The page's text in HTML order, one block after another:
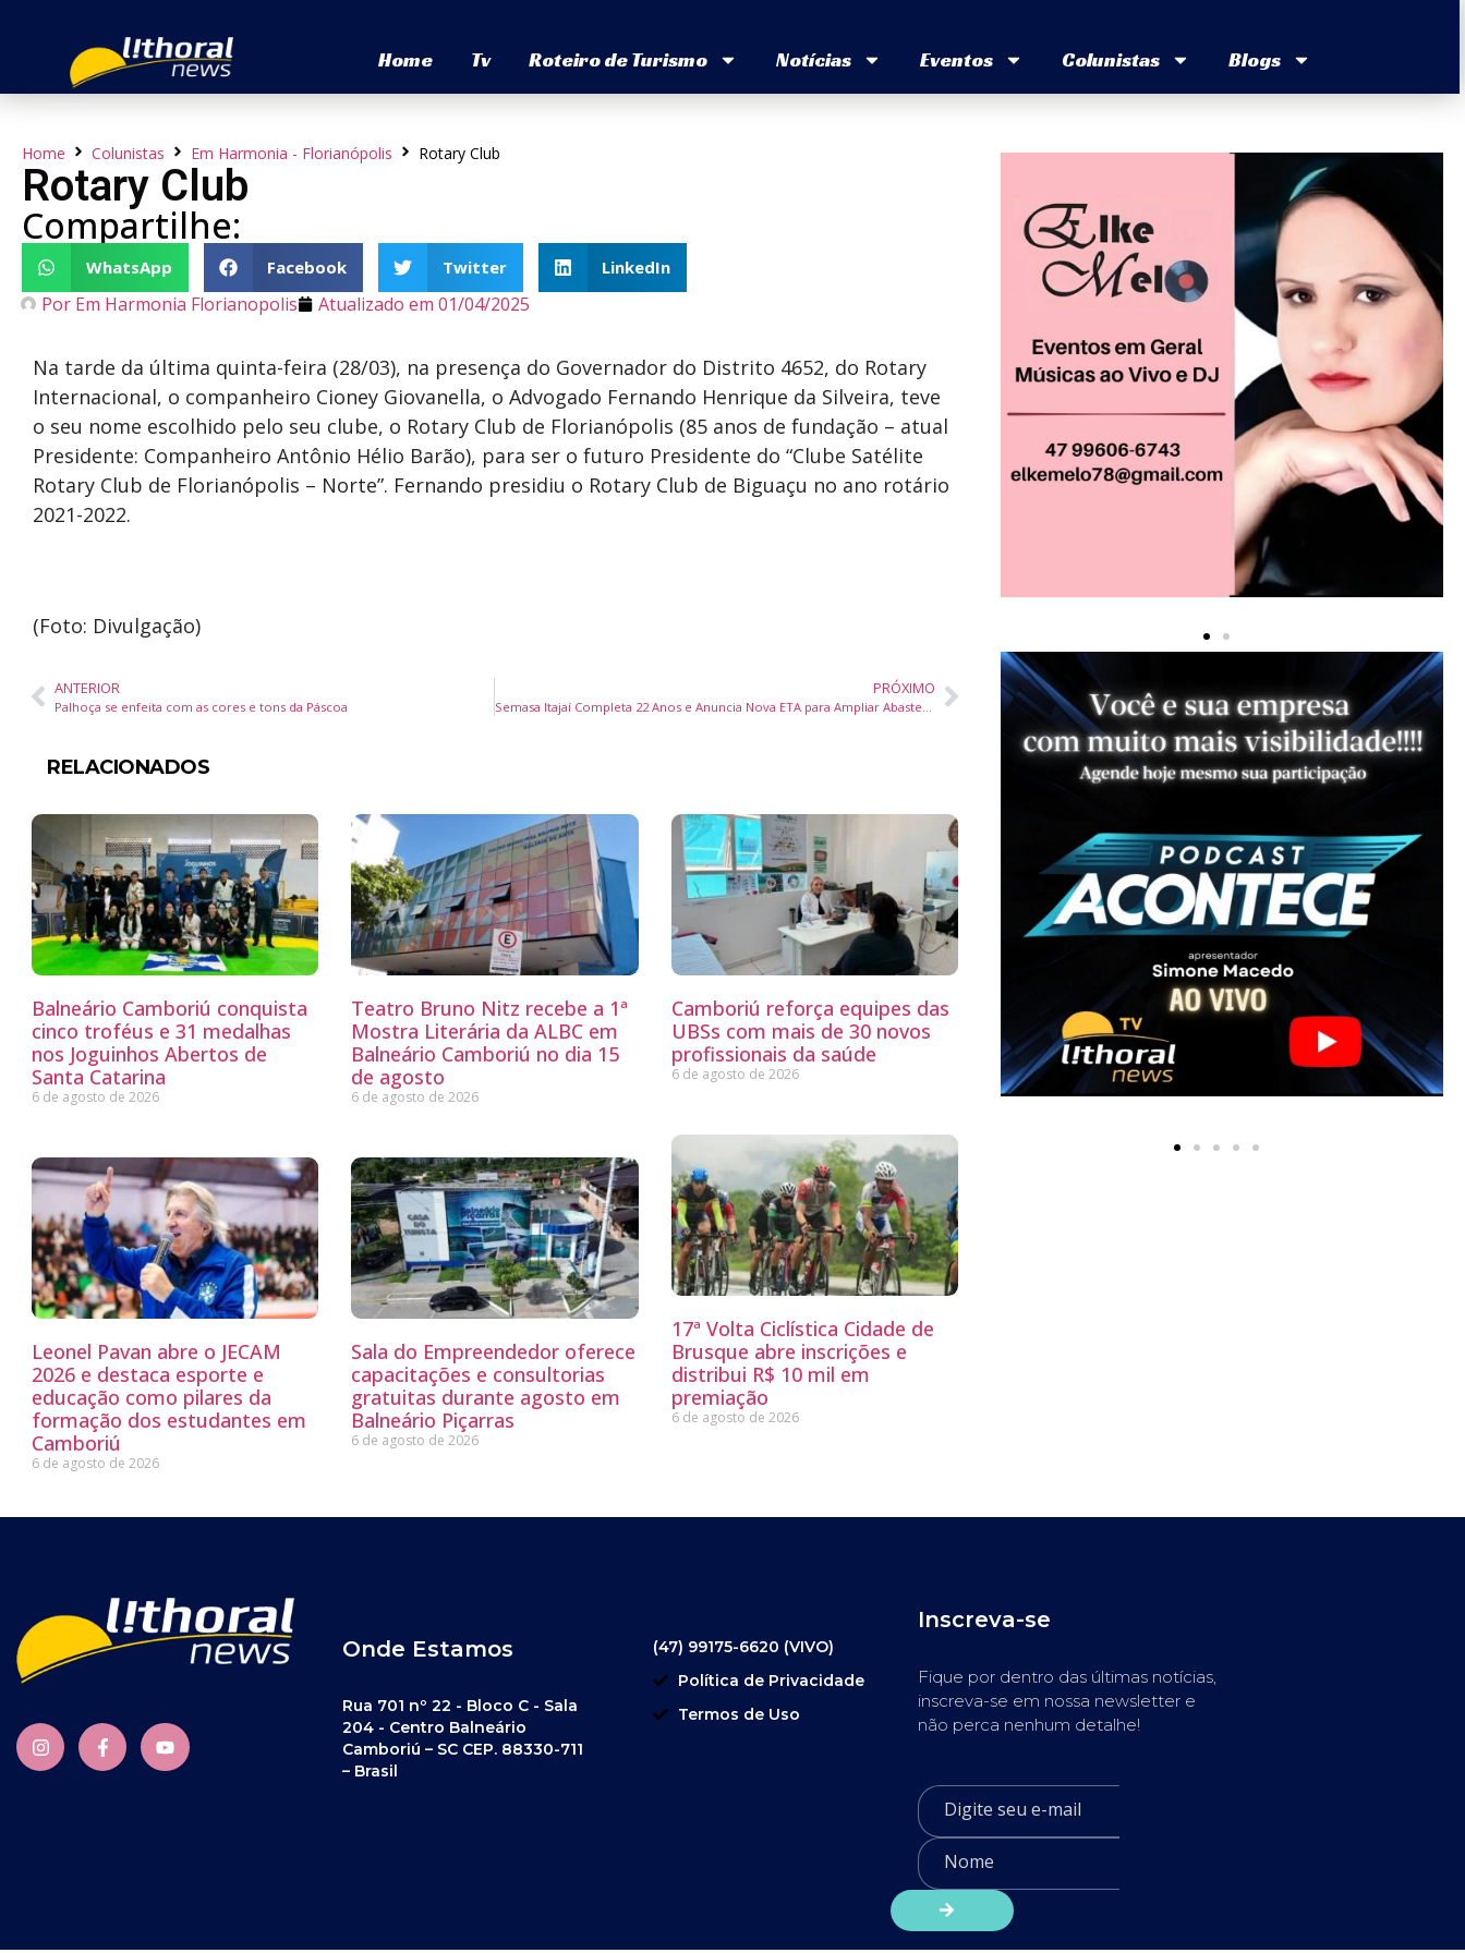
Home Tv Roteiro de Turismo Notícias Eventos Colunistas Blogs
Home Colunistas Em Harmonia - Florianópolis Rotary Club
Rotary Club
Compartilhe:
WhatsApp Facebook Twitter LinkedIn
Por Em Harmonia Florianopolis Atualizado em 01/04/2025
Na tarde da última quinta-feira (28/03), na presença do Governador do Distrito 4652, do Rotary
Internacional, o companheiro Cioney Giovanella, o Advogado Fernando Henrique da Silveira, teve
o seu nome escolhido pelo seu clube, o Rotary Club de Florianópolis (85 anos de fundação – atual
Presidente: Companheiro Antônio Hélio Barão), para ser o futuro Presidente do “Clube Satélite
Rotary Club de Florianópolis – Norte”. Fernando presidiu o Rotary Club de Biguaçu no ano rotário
2021-2022.
(Foto: Divulgação)
ANTERIOR
Palhoça se enfeita com as cores e tons da Páscoa
PRÓXIMO
RELACIONADOS
Balneário Camboriú conquista
cinco troféus e 31 medalhas
nos Joguinhos Abertos de
Santa Catarina
6 de agosto de 2026
Teatro Bruno Nitz recebe a 1ª
Mostra Literária da ALBC em
Balneário Camboriú no dia 15
de agosto
6 de agosto de 2026
Camboriú reforça equipes das
UBSs com mais de 30 novos
profissionais da saúde
6 de agosto de 2026
Leonel Pavan abre o JECAM
2026 e destaca esporte e
educação como pilares da
formação dos estudantes em
Camboriú
6 de agosto de 2026
Sala do Empreendedor oferece
capacitações e consultorias
gratuitas durante agosto em
Balneário Piçarras
6 de agosto de 2026
17ª Volta Ciclística Cidade de
Brusque abre inscrições e
distribui R$ 10 mil em
premiação
6 de agosto de 2026
Onde Estamos
Rua 701 nº 22 - Bloco C - Sala
204 - Centro Balneário
Camboriú – SC CEP. 88330-711
– Brasil
(47) 99175-6620 (VIVO)
Política de Privacidade
Termos de Uso
Inscreva-se
Fique por dentro das últimas notícias,
inscreva-se em nossa newsletter e
não perca nenhum detalhe!